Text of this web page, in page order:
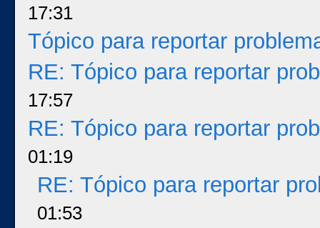
17:31
Tópico para reportar
RE: Tópico para reportar
17:57
RE: Tópico para reportar
01:19
RE: Tópico para reportar
01:53